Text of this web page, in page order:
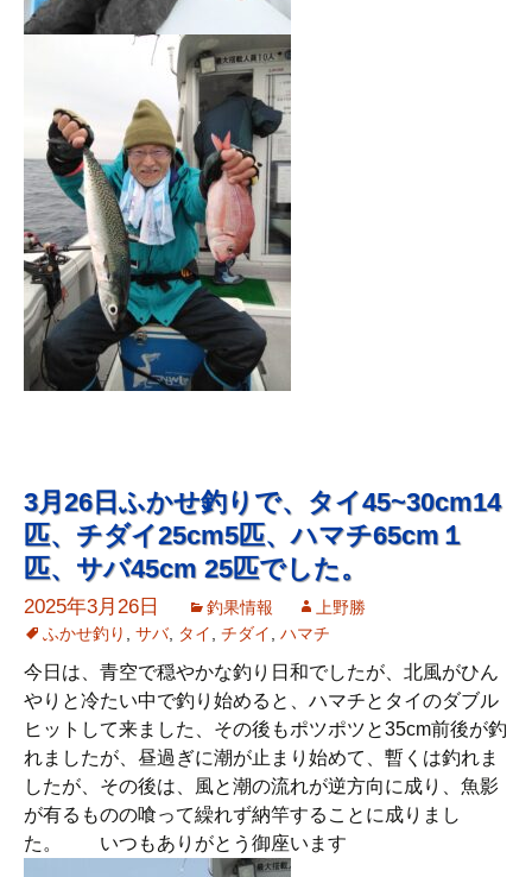
3月26日ふかせ釣りで、タイ45~30cm14
匹、チダイ25cm5匹、ハマチ65cm１
匹、サバ45cm 25匹でした。
2025年3月26日 釣果情報
上野勝
ふかせ釣り
サバ, タイ チダイ ハマチ
今日は、青空で穏やかな釣り日和でしたが、北風がひん
やりと冷たい中で釣り始めると、ハマチとタイのダブル
ヒットして来ました、その後もポツポツと35cm前後が釣
れましたが、昼過ぎに潮が止まり始めて、暫くは釣れま
したが、その後は、風と潮の流れが逆方向に成り、魚影
が有るものの喰って繰れず納竿することに成りまし
た。 いつもありがとう御座います